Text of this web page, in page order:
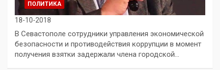
ПОЛИТИКА
18-10-2018
В Севастополе сотрудники управления экономической
безопасности и противодействия коррупции в момент
получения взятки задержали члена городской…